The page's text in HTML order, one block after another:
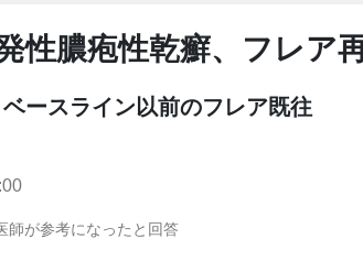
性膿疱性乾癬、フレア
ースライン以前のフレア既往
師が参考になったと回答